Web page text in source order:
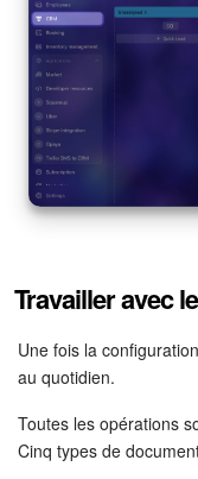
Travailler avec
Une fois la
au quotidien.
Toutes les opérations
Cinq types de